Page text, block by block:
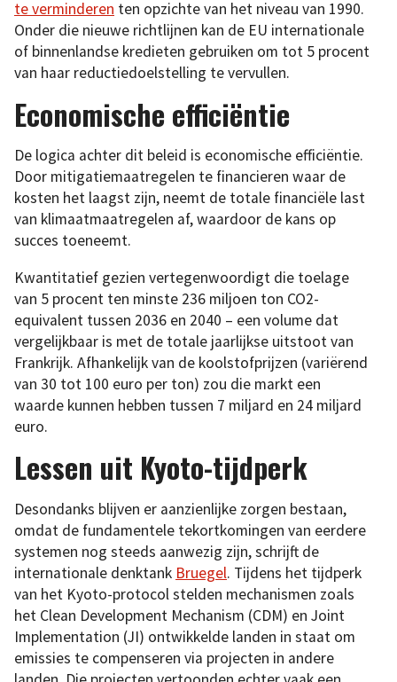
te verminderen ten opzichte van het niveau van 1990.
Onder die nieuwe richtlijnen kan de EU internationale
of binnenlandse kredieten gebruiken om tot 5 procent
van haar reductiedoelstelling te vervullen.
Economische efficiëntie
De logica achter dit beleid is economische efficiëntie.
Door mitigatiemaatregelen te financieren waar de
kosten het laagst zijn, neemt de totale financiële last
van klimaatmaatregelen af, waardoor de kans op
succes toeneemt.
Kwantitatief gezien vertegenwoordigt die toelage
van 5 procent ten minste 236 miljoen ton CO2-
equivalent tussen 2036 en 2040 – een volume dat
vergelijkbaar is met de totale jaarlijkse uitstoot van
Frankrijk. Afhankelijk van de koolstofprijzen (variërend
van 30 tot 100 euro per ton) zou die markt een
waarde kunnen hebben tussen 7 miljard en 24 miljard
euro.
Lessen uit Kyoto-tijdperk
Desondanks blijven er aanzienlijke zorgen bestaan,
omdat de fundamentele tekortkomingen van eerdere
systemen nog steeds aanwezig zijn, schrijft de
internationale denktank Bruegel. Tijdens het tijdperk
van het Kyoto-protocol stelden mechanismen zoals
het Clean Development Mechanism (CDM) en Joint
Implementation (JI) ontwikkelde landen in staat om
emissies te compenseren via projecten in andere